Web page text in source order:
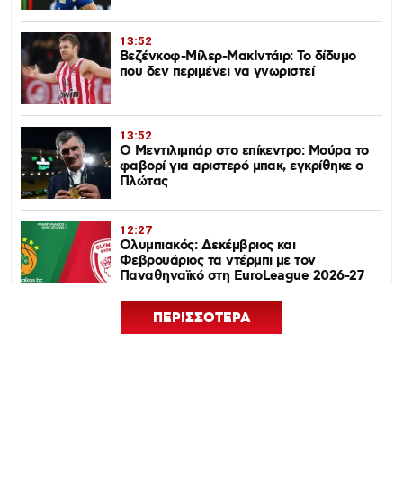
13:52
Βεζένκοφ-Μίλερ-ΜακΙντάιρ: Το δίδυμο
που δεν περιμένει να γνωριστεί
13:52
Ο Μεντιλιμπάρ στο επίκεντρο: Μούρα το
φαβορί για αριστερό μπακ, εγκρίθηκε ο
Πλώτας
12:27
Ολυμπιακός: Δεκέμβριος και
Φεβρουάριος τα ντέρμπι με τον
Παναθηναϊκό στη EuroLeague 2026-27
Euroleague Basketball+: Το ψηφιακό
ΠΕΡΙΣΣΟΤΕΡΑ